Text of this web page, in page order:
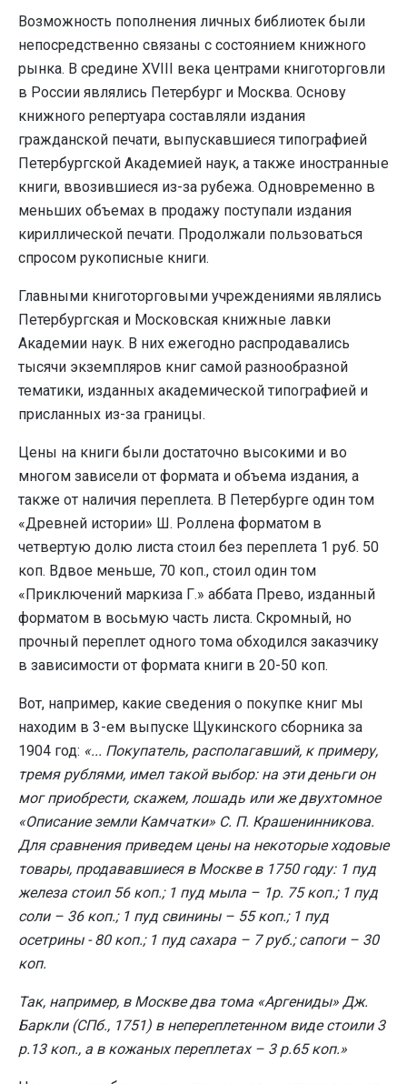
Возможность пополнения личных библиотек были
непосредственно связаны с состоянием книжного
рынка. В средине XVIII века центрами книготорговли
в России являлись Петербург и Москва. Основу
книжного репертуара составляли издания
гражданской печати, выпускавшиеся типографией
Петербургской Академией наук, а также иностранные
книги, ввозившиеся из-за рубежа. Одновременно в
меньших объемах в продажу поступали издания
кириллической печати. Продолжали пользоваться
спросом рукописные книги.
Главными книготорговыми учреждениями являлись
Петербургская и Московская книжные лавки
Академии наук. В них ежегодно распродавались
тысячи экземпляров книг самой разнообразной
тематики, изданных академической типографией и
присланных из-за границы.
Цены на книги были достаточно высокими и во
многом зависели от формата и объема издания, а
также от наличия переплета. В Петербурге один том
«Древней истории» Ш. Роллена форматом в
четвертую долю листа стоил без переплета 1 руб. 50
коп. Вдвое меньше, 70 коп., стоил один том
«Приключений маркиза Г.» аббата Прево, изданный
форматом в восьмую часть листа. Скромный, но
прочный переплет одного тома обходился заказчику
в зависимости от формата книги в 20-50 коп.
Вот, например, какие сведения о покупке книг мы
находим в 3-ем выпуске Щукинского сборника за
1904 год: «... Покупатель, располагавший, к примеру,
тремя рублями, имел такой выбор: на эти деньги он
мог приобрести, скажем, лошадь или же двухтомное
«Описание земли Камчатки» С. П. Крашенинникова.
Для сравнения приведем цены на некоторые ходовые
товары, продававшиеся в Москве в 1750 году: 1 пуд
железа стоил 56 коп.; 1 пуд мыла – 1р. 75 коп.; 1 пуд
соли – 36 коп.; 1 пуд свинины – 55 коп.; 1 пуд
осетрины - 80 коп.; 1 пуд сахара – 7 руб.; сапоги – 30
коп.
Так, например, в Москве два тома «Аргениды» Дж.
Баркли (СПб., 1751) в непереплетенном виде стоили 3
р.13 коп., а в кожаных переплетах – 3 р.65 коп.»